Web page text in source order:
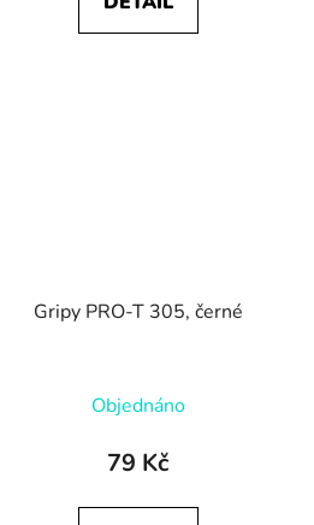
Gripy PRO-T 305, černé
Objednáno
79 Kč